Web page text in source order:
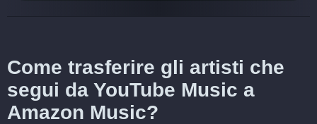
Come trasferire gli artisti che
segui da YouTube Music a
Amazon Music?